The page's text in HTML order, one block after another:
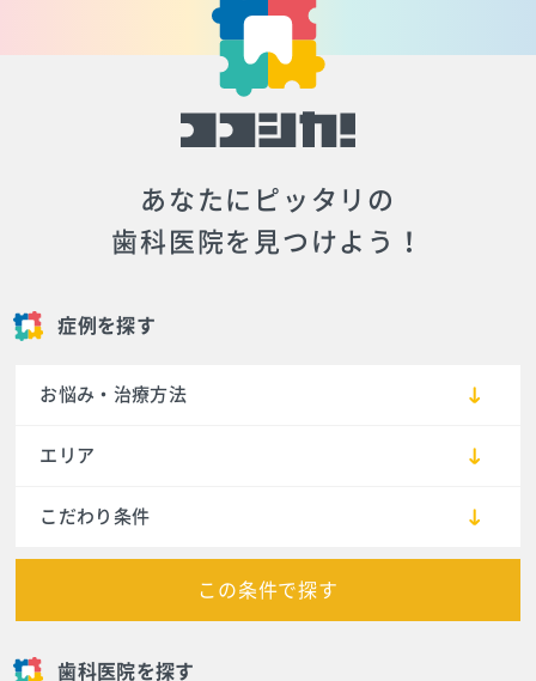
あなたにピッタリの
歯科医院を見つけよう！
症例を探す
お悩み・治療方法
エリア
こだわり条件
この条件で探す
歯科医院を探す